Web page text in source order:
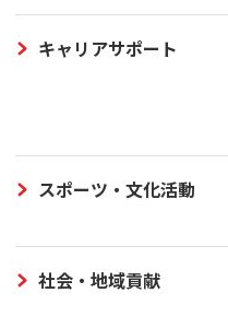
キャリアサポート
スポーツ・文化活動
社会・地域貢献